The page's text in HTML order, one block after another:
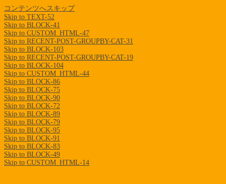
コンテンツへスキップ
Skip to TEXT-52
Skip to BLOCK-41
Skip to CUSTOM_HTML-47
Skip to RECENT-POST-GROUPBY-CAT-31
Skip to BLOCK-103
Skip to RECENT-POST-GROUPBY-CAT-19
Skip to BLOCK-104
Skip to CUSTOM_HTML-44
Skip to BLOCK-86
Skip to BLOCK-75
Skip to BLOCK-90
Skip to BLOCK-72
Skip to BLOCK-89
Skip to BLOCK-79
Skip to BLOCK-95
Skip to BLOCK-91
Skip to BLOCK-83
Skip to BLOCK-49
Skip to CUSTOM_HTML-14